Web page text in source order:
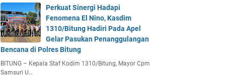
Perkuat Sinergi Hadapi
Fenomena El Nino, Kasdim
1310/Bitung Hadiri Pada Apel
Gelar Pasukan Penanggulangan
Bencana di Polres Bitung
BITUNG – Kepala Staf Kodim 1310/Bitung, Mayor Cpm
Samsuri U…